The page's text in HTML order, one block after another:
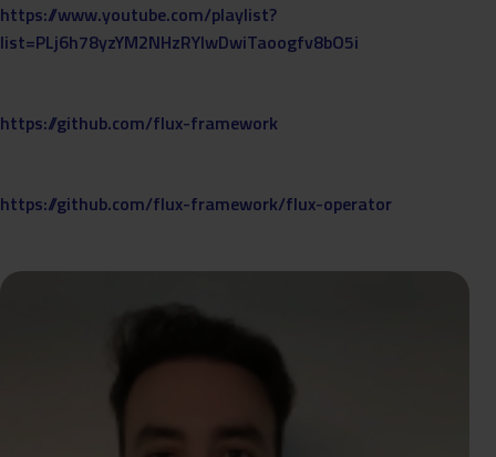
https://www.youtube.com/playlist?
list=PLj6h78yzYM2NHzRYIwDwiTaoogfv8bO5i
https://github.com/flux-framework
https://github.com/flux-framework/flux-operator